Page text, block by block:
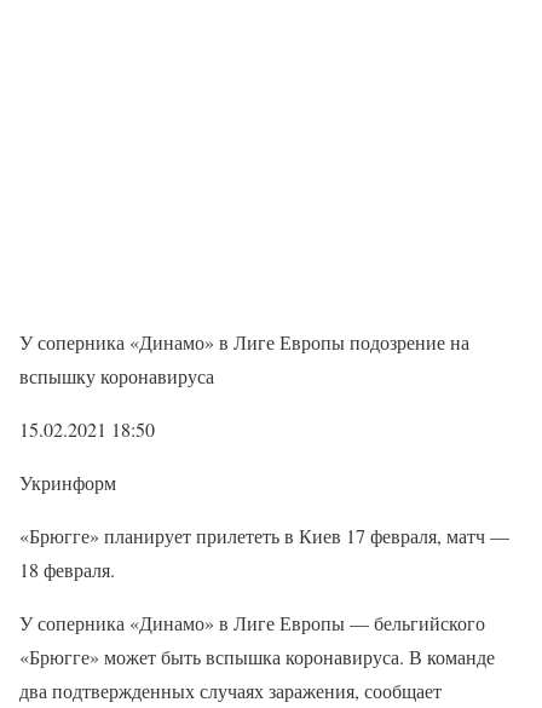
У соперника «Динамо» в Лиге Европы подозрение на
вспышку коронавируса
15.02.2021 18:50
Укринформ
«Брюгге» планирует прилететь в Киев 17 февраля, матч —
18 февраля.
У соперника «Динамо» в Лиге Европы — бельгийского
«Брюгге» может быть вспышка коронавируса. В команде
два подтвержденных случаях заражения, сообщает